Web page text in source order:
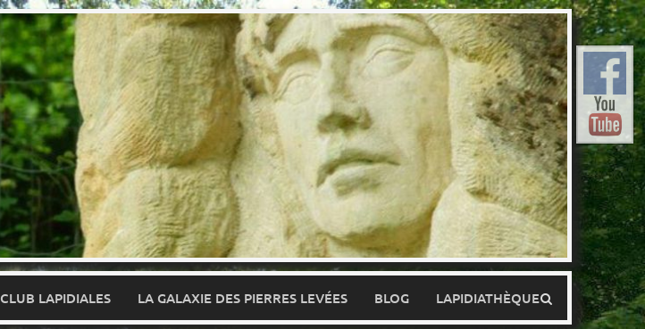
CLUB LAPIDIALES LA GALAXIE DES PIERRES LEVÉES BLOG LAPIDIATHÈQUE